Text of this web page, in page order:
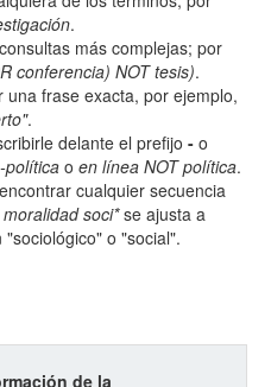
.
más complejas; por
conferencia) NOT tesis).
una frase exacta, por ejemplo,
.
delante el prefijo - o
política o en línea NOT política.
cualquier secuencia
moralidad soci*se ajusta a
o "social".
de la